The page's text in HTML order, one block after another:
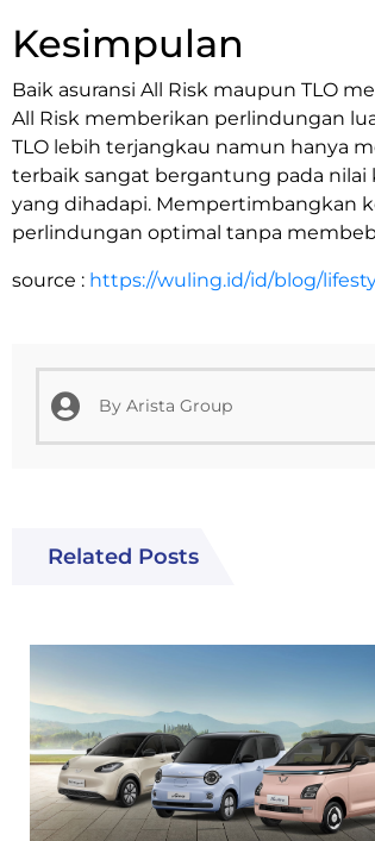
Kesimpulan
Baik asuransi All Risk maupun TLO
All Risk memberikan perlindungan
TLO lebih terjangkau namun hanya
terbaik sangat bergantung pada
yang dihadapi. Mempertimbangkan
perlindungan optimal tanpa
source : https://wuling.id/id/blog/
By Arista Group
Related Posts